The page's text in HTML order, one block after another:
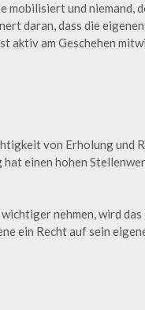
und niemand,
daran, dass die
aktiv am Geschehen
von Erholung und
einen hohen
nehmen, wird
ein Recht auf sein